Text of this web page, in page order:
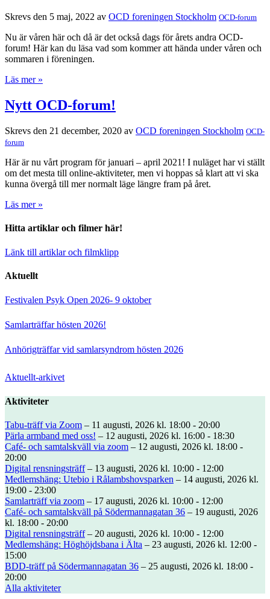
Skrevs den 5 maj, 2022 av OCD foreningen Stockholm OCD-forum
Nu är våren här och då är det också dags för årets andra OCD-
forum! Här kan du läsa vad som kommer att hända under våren och
sommaren i föreningen.
Läs mer »
Nytt OCD-forum!
Skrevs den 21 december, 2020 av OCD foreningen Stockholm OCD-
forum
Här är nu vårt program för januari – april 2021! I nuläget har vi ställt
om det mesta till online-aktiviteter, men vi hoppas så klart att vi ska
kunna övergå till mer normalt läge längre fram på året.
Läs mer »
Hitta artiklar och filmer här!
Länk till artiklar och filmklipp
Aktuellt
Festivalen Psyk Open 2026- 9 oktober
Samlarträffar hösten 2026!
Anhörigträffar vid samlarsyndrom hösten 2026
Aktuellt-arkivet
Aktiviteter
Tabu-träff via Zoom – 11 augusti, 2026 kl. 18:00 - 20:00
Pärla armband med oss! – 12 augusti, 2026 kl. 16:00 - 18:30
Café- och samtalskväll via zoom – 12 augusti, 2026 kl. 18:00 -
20:00
Digital rensningsträff– 13 augusti, 2026 kl. 10:00 - 12:00
Medlemshäng: Utebio i Rålambshovsparken – 14 augusti, 2026 kl.
19:00 - 23:00
Samlarträff via zoom – 17 augusti, 2026 kl. 10:00 - 12:00
Café- och samtalskväll på Södermannagatan 36 – 19 augusti, 2026
kl. 18:00 - 20:00
Digital rensningsträff– 20 augusti, 2026 kl. 10:00 - 12:00
Medlemshäng: Höghöjdsbana i Älta – 23 augusti, 2026 kl. 12:00 -
15:00
BDD-träff på Södermannagatan 36 – 25 augusti, 2026 kl. 18:00 -
20:00
Alla aktiviteter